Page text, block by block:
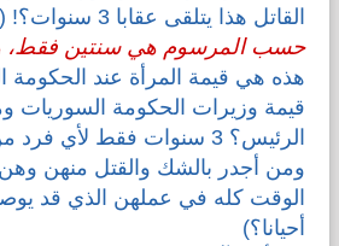
القاتل هذا يتلقى عقابا 3 سنوات؟! (
حسب المرسوم هي سنتين فقط،
هذه هي قيمة المرأة عند
قيمة وزيرات الحكومة السوريات
الرئيس؟ 3 سنوات فقط لأي
ومن أجدر بالشك والقتل منهن
الوقت كله في عملهن الذي قد يوصل
أحيانا؟)